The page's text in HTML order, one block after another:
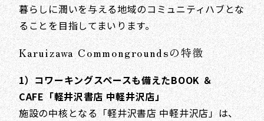
暮らしに潤いを与える地域のコミュニティハブとな
ることを目指してまいります。
Karuizawa Commongroundsの特徴
1）コワーキングスペースも備えたBOOK ＆
CAFE「軽井沢書店 中軽井沢店」
施設の中核となる「軽井沢書店 中軽井沢店」は、